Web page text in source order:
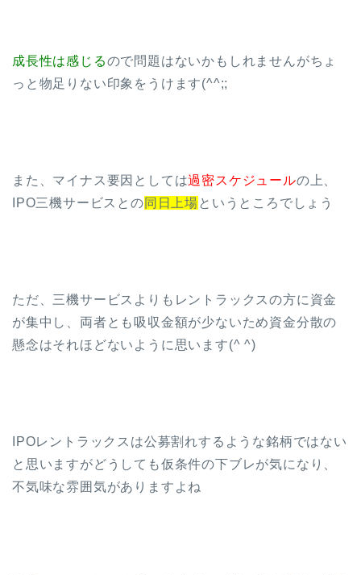
成長性は感じるので問題はないかもしれませんがちょ
っと物足りない印象をうけます(^^;;
また、マイナス要因としては過密スケジュールの上、
IPO三機サービスとの同日上場 というところでしょう
ただ、三機サービスよりもレントラックスの方に資金
が集中し、両者とも吸収金額が少ないため資金分散の
懸念はそれほどないように思います(^ ^)
IPOレントラックスは公募割れするような銘柄ではない
と思いますがどうしても仮条件の下ブレが気になり、
不気味な雰囲気がありますよね